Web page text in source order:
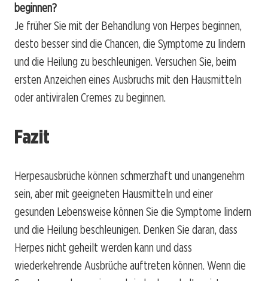
beginnen?
Je früher Sie mit der Behandlung von Herpes beginnen,
desto besser sind die Chancen, die Symptome zu lindern
und die Heilung zu beschleunigen. Versuchen Sie, beim
ersten Anzeichen eines Ausbruchs mit den Hausmitteln
oder antiviralen Cremes zu beginnen.
Fazit
Herpesausbrüche können schmerzhaft und unangenehm
sein, aber mit geeigneten Hausmitteln und einer
gesunden Lebensweise können Sie die Symptome lindern
und die Heilung beschleunigen. Denken Sie daran, dass
Herpes nicht geheilt werden kann und dass
wiederkehrende Ausbrüche auftreten können. Wenn die